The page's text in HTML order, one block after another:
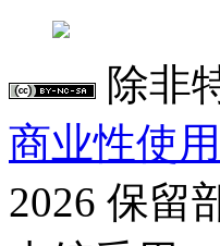
除非
商业性使
2026 保留